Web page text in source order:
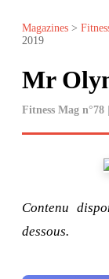
Magazines >
2019
Mr
Fitness Mag n°78
Contenu
dessous.